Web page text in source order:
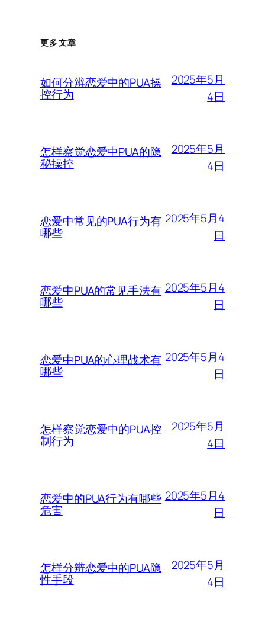
更多文章
如何分辨恋爱中的PUA操
控行为
2025年5月
4日
怎样察觉恋爱中PUA的隐
秘操控
2025年5月
4日
恋爱中常见的PUA行为有
哪些
2025年5月4
日
恋爱中PUA的常见手法有
哪些
2025年5月4
日
恋爱中PUA的心理战术有
哪些
2025年5月4
日
怎样察觉恋爱中的PUA控
制行为
2025年5月
4日
恋爱中的PUA行为有哪些
危害
2025年5月4
日
怎样分辨恋爱中的PUA隐
性手段
2025年5月
4日